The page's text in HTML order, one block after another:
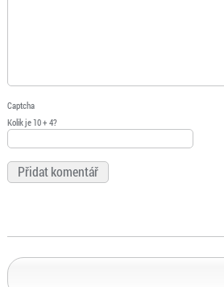
Captcha
Kolik je 10 + 4?